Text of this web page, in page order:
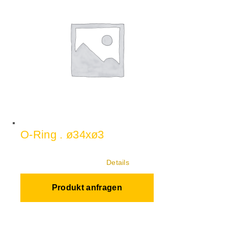
O-Ring . ø34xø3
Details
Produkt anfragen